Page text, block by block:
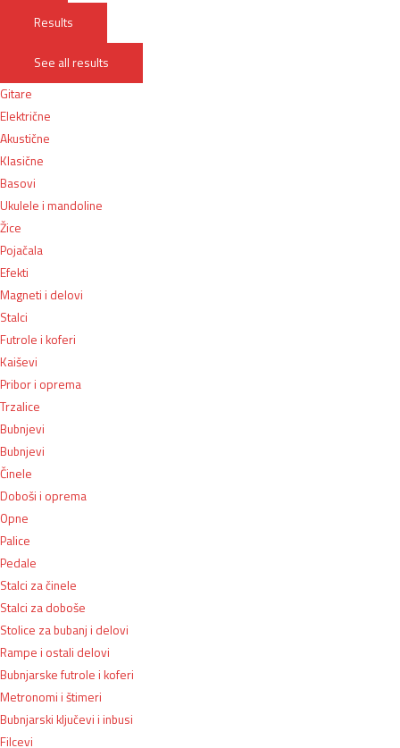
Results
See all results
Gitare
Električne
Akustične
Klasične
Basovi
Ukulele i mandoline
Žice
Pojačala
Efekti
Magneti i delovi
Stalci
Futrole i koferi
Kaiševi
Pribor i oprema
Trzalice
Bubnjevi
Bubnjevi
Činele
Doboši i oprema
Opne
Palice
Pedale
Stalci za činele
Stalci za doboše
Stolice za bubanj i delovi
Rampe i ostali delovi
Bubnjarske futrole i koferi
Metronomi i štimeri
Bubnjarski ključevi i inbusi
Filcevi